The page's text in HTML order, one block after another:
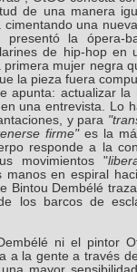
de una manera
cimentando una
presentó la ópera-
de hip-hop en
mujer negra
la pieza fuera
apunta: actualizar la
una entrevista. Lo
y para
firme"es la
responde a la
movimientos "
en espiral
Bintou Dembélé
los barcos de
ni el pintor
a la gente a través